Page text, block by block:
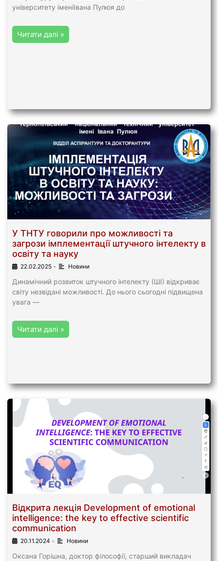
університету іменіІвана Пулюя до
Читати далі »
У ТНТУ говорили про можливості та
загрози імплементації штучного інтелекту в
освіту та науку
22.02.2025 • Новини
Динамічний розвиток штучного інтелекту (ШІ) відкриває
світу незвідані можливості. До нього сьогодні підвищена
увага —
Читати далі »
Відкрита лекція Development of emotional
intelligence: the key to effective scientific
communication
20.11.2024 • Новини
Оксана Горішна, доктор філософії, старший викладач